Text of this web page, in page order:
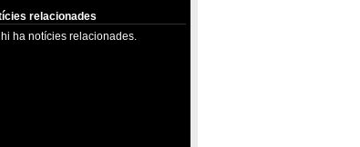
relacionades
hi ha notícies relacionades.